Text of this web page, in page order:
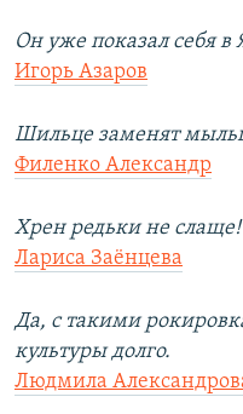
Он уже показал себя в
Игорь Азаров
Шильце заменят
Филенко Александр
Хрен редьки не слаще!
Лариса Заёнцева
Да, с такими
культуры долго.
Людмила